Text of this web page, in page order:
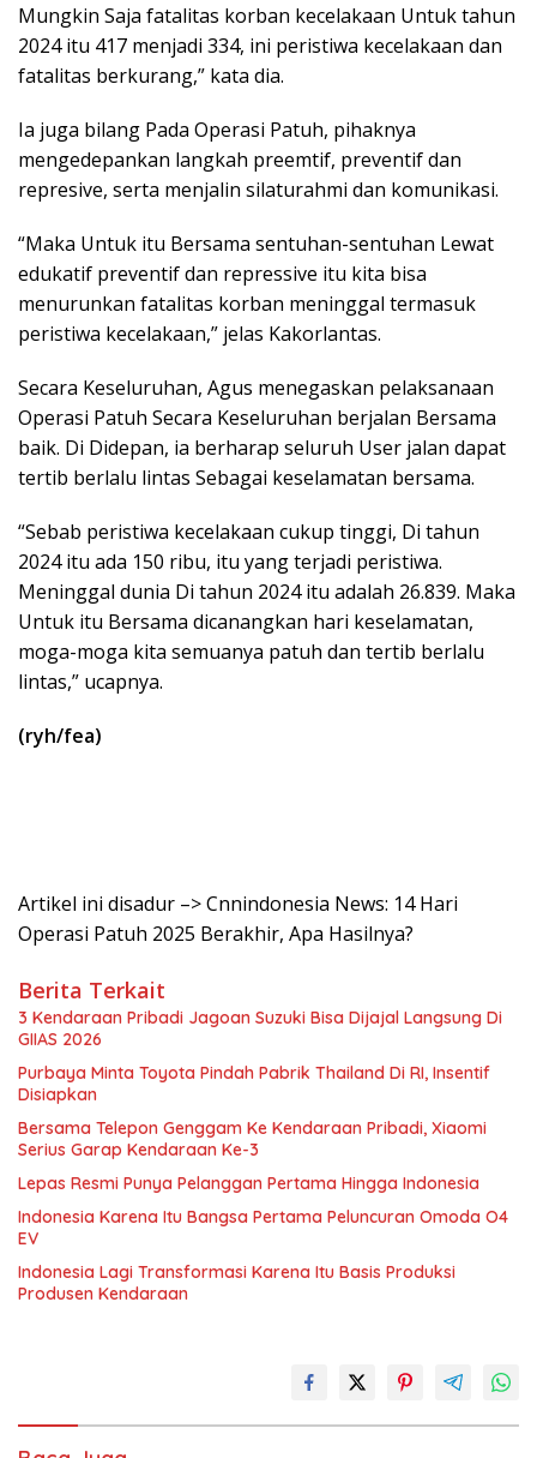
Mungkin Saja fatalitas korban kecelakaan Untuk tahun
2024 itu 417 menjadi 334, ini peristiwa kecelakaan dan
fatalitas berkurang,” kata dia.
Ia juga bilang Pada Operasi Patuh, pihaknya
mengedepankan langkah preemtif, preventif dan
represive, serta menjalin silaturahmi dan komunikasi.
“Maka Untuk itu Bersama sentuhan-sentuhan Lewat
edukatif preventif dan repressive itu kita bisa
menurunkan fatalitas korban meninggal termasuk
peristiwa kecelakaan,” jelas Kakorlantas.
Secara Keseluruhan, Agus menegaskan pelaksanaan
Operasi Patuh Secara Keseluruhan berjalan Bersama
baik. Di Didepan, ia berharap seluruh User jalan dapat
tertib berlalu lintas Sebagai keselamatan bersama.
“Sebab peristiwa kecelakaan cukup tinggi, Di tahun
2024 itu ada 150 ribu, itu yang terjadi peristiwa.
Meninggal dunia Di tahun 2024 itu adalah 26.839. Maka
Untuk itu Bersama dicanangkan hari keselamatan,
moga-moga kita semuanya patuh dan tertib berlalu
lintas,” ucapnya.
(ryh/fea)
Artikel ini disadur –> Cnnindonesia News: 14 Hari
Operasi Patuh 2025 Berakhir, Apa Hasilnya?
Berita Terkait
3 Kendaraan Pribadi Jagoan Suzuki Bisa Dijajal Langsung Di
GIIAS 2026
Purbaya Minta Toyota Pindah Pabrik Thailand Di RI, Insentif
Disiapkan
Bersama Telepon Genggam Ke Kendaraan Pribadi, Xiaomi
Serius Garap Kendaraan Ke-3
Lepas Resmi Punya Pelanggan Pertama Hingga Indonesia
Indonesia Karena Itu Bangsa Pertama Peluncuran Omoda O4
EV
Indonesia Lagi Transformasi Karena Itu Basis Produksi
Produsen Kendaraan